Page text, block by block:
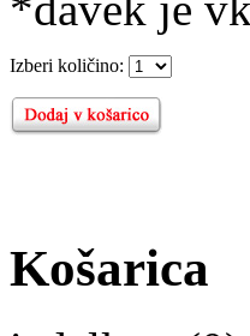
Izberi količino:
Košarica